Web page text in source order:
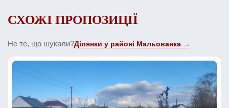
СХОЖІ ПРОПОЗИЦІЇ
Не те, що шукали?Ділянки у районі Мальованка →